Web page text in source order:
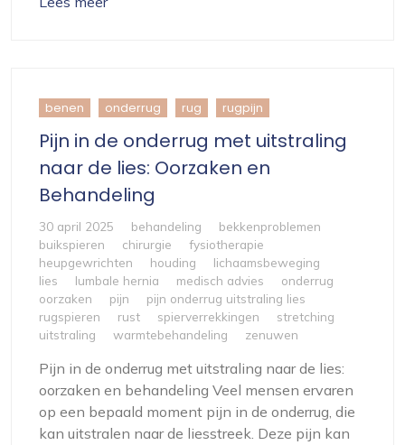
benen onderrug rug rugpijn
Pijn in de onderrug met uitstraling
naar de lies: Oorzaken en
Behandeling
30 april 2025 behandeling
bekkenproblemen
buikspieren
chirurgie
fysiotherapie
heupgewrichten
houding
lichaamsbeweging
lies
lumbale hernia medisch advies
onderrug
oorzaken
pijn
pijn onderrug uitstraling lies
rugspieren
rust spierverrekkingen
stretching
uitstraling
warmtebehandeling zenuwen
Pijn in de onderrug met uitstraling naar de lies:
oorzaken en behandeling Veel mensen ervaren
op een bepaald moment pijn in de onderrug, die
kan uitstralen naar de liesstreek. Deze pijn kan